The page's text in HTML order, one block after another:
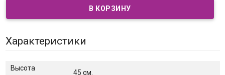
Характеристики
Высота
45 см.